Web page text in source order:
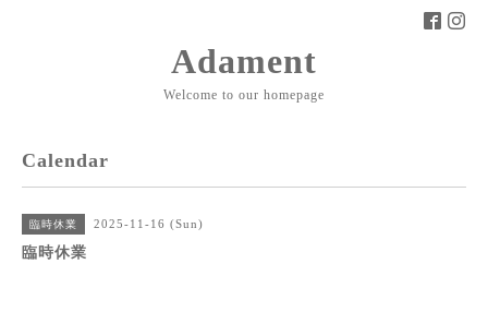
Adament
Welcome to our homepage
Calendar
臨時休業 2025-11-16 (Sun)
臨時休業